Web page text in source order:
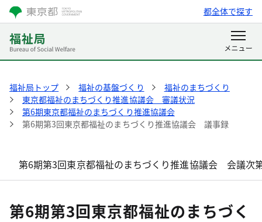
都全体で探す
福祉局トップ 福祉の基盤づくり
福祉のまちづくり
東京都福祉のまちづくり推進協議会 審議状況
第6期東京都福祉のまちづくり推進協議会
第6期第3回東京都福祉のまちづくり推進協議会 議事録
第6期第3回東京都福祉のまちづくり推進協議会 会議次
第6期第3回東京都福祉のまちづく